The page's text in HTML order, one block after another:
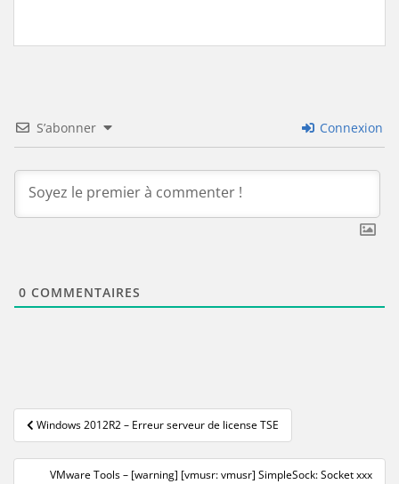
S’abonner Connexion
0 COMMENTAIRES
Navigation
de
l’article
Windows 2012R2 – Erreur serveur de license TSE
VMware Tools – [warning] [vmusr: vmusr] SimpleSock: Socket xxx